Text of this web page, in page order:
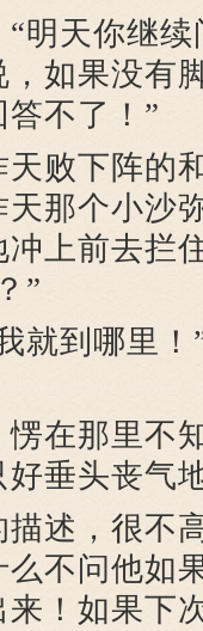
天你继续
如果没有
不了！”
败下阵的
那个小沙
上前去拦
”
到哪里！
在那里不
垂头丧气
，很不
不问他如
！如果下